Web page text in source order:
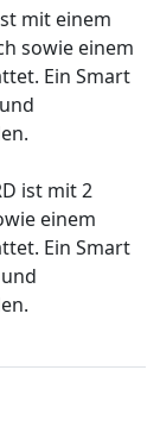
mit einem
sowie einem
Ein Smart
ist mit 2
einem
Ein Smart